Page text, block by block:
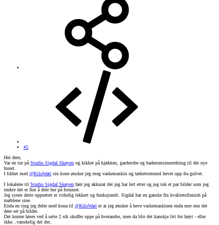
#5
Hei dere,
Var en tur på Studio Sigdal Skøyen og kikket på kjøkken, garderobe og baderomsinnredning til det nye
huset.
I likhet med @KiloWatt sin kone ønsker jeg meg vaskemaskin og tørketrommel hevet opp fra gulvet.
I lokalene til Studio Sigdal Skøyen fant jeg akkurat det jeg har lett etter og jeg tok et par bilder som jeg
tenkte det er fint å dele her på forumet.
Jeg synes dette oppsettet er virkelig lekkert og funksjonelt. Sigdal har en ganske fin kvalitetsfinnish på
møblene sine.
Enda en ting jeg deler med kona til @KiloWatt er at jeg ønsker å heve vaskemaskinen enda mer enn det
dere ser på bildet.
Det kunne løses ved å sette 2 stk skuffer oppe på hverandre, men da blir det kanskje litt for høyt - eller
ikke...vanskelig det der..